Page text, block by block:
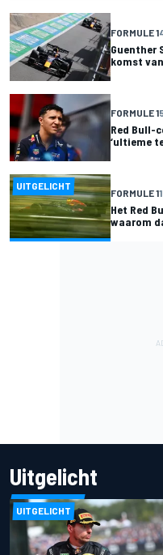
FORMULE 1
Guenther
komst
FORMULE 1
Red Bull-
‘ultieme
UITGELICHT
FORMULE 1
Het Red
waarom
Uitgelicht
UITGELICHT